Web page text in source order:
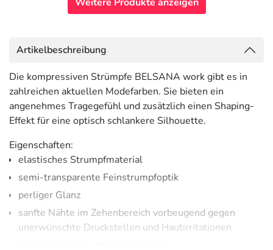
Artikelbeschreibung
Die kompressiven Strümpfe BELSANA work gibt es in
zahlreichen aktuellen Modefarben. Sie bieten ein
angenehmes Tragegefühl und zusätzlich einen Shaping-
Effekt für eine optisch schlankere Silhouette.
Eigenschaften:
elastisches Strumpfmaterial
semi-transparente Feinstrumpfoptik
perliger Glanz
sanfte Nähte im Zehenbereich vorbeugend gegen
unerwünschte Druckstellen und Hautirritationen